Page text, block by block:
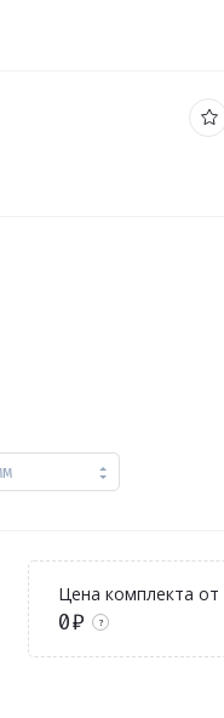
Цена комплекта от
0₽ ?